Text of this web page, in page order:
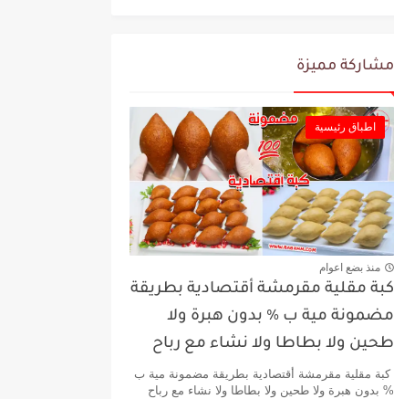
مشاركة مميزة
اطباق رئيسية
منذ بضع اعوام
كبة مقلية مقرمشة أقتصادية بطريقة
مضمونة مية ب % بدون هبرة ولا
طحين ولا بطاطا ولا نشاء مع رباح
محمد
كبة مقلية مقرمشة أقتصادية بطريقة مضمونة مية ب
% بدون هبرة ولا طحين ولا بطاطا ولا نشاء مع رباح